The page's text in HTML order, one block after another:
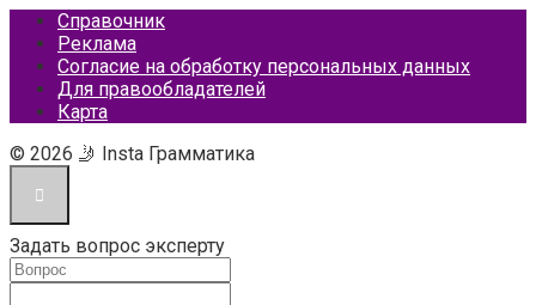
Справочник
Реклама
Согласие на обработку персональных данных
Для правообладателей
Карта
© 2026 🤳 Insta Грамматика
Задать вопрос эксперту